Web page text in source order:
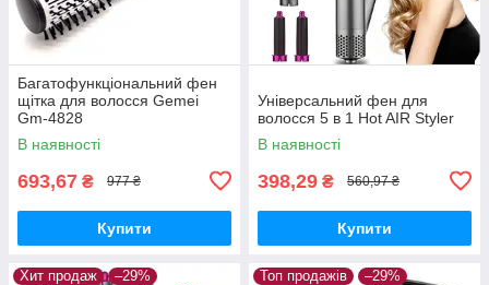
Багатофункціональний фен
щітка для волосся Gemei
Gm-4828
В наявності
693,67 ₴ 977 ₴
Купити
Універсальний фен для
волосся 5 в 1 Hot AIR Styler
В наявності
398,29 ₴ 560,97 ₴
Купити
Хит продаж –29% Топ продажів –29%